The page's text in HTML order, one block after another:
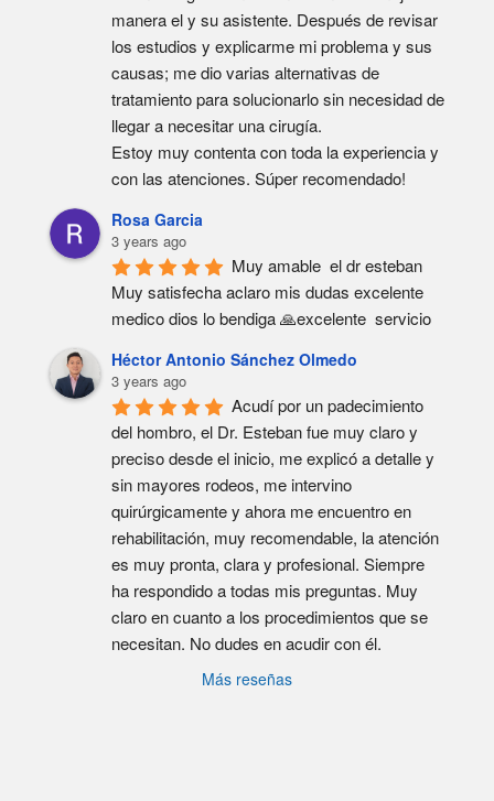
manera el y su asistente. Después de revisar
los estudios y explicarme mi problema y sus
causas; me dio varias alternativas de
tratamiento para solucionarlo sin necesidad de
llegar a necesitar una cirugía.
Estoy muy contenta con toda la experiencia y
con las atenciones. Súper recomendado!
Rosa Garcia
3 years ago
Muy amable  el dr esteban
Muy satisfecha aclaro mis dudas excelente
medico dios lo bendiga 🙏excelente  servicio
Héctor Antonio Sánchez Olmedo
3 years ago
Acudí por un padecimiento
del hombro, el Dr. Esteban fue muy claro y
preciso desde el inicio, me explicó a detalle y
sin mayores rodeos, me intervino
quirúrgicamente y ahora me encuentro en
rehabilitación, muy recomendable, la atención
es muy pronta, clara y profesional. Siempre
ha respondido a todas mis preguntas. Muy
claro en cuanto a los procedimientos que se
necesitan. No dudes en acudir con él.
Más reseñas